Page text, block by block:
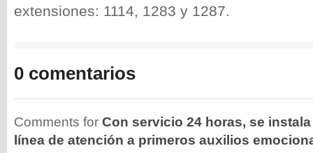
extensiones: 1114, 1283 y 1287.
0 comentarios
Comments for Con servicio 24 horas, se
línea de atención a primeros auxilios